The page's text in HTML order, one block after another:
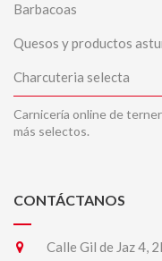
Barbacoas
Quesos y productos
Charcuteria selecta
Carnicería online de
más selectos.
CONTÁCTANOS
Calle Gil de Jaz 4,